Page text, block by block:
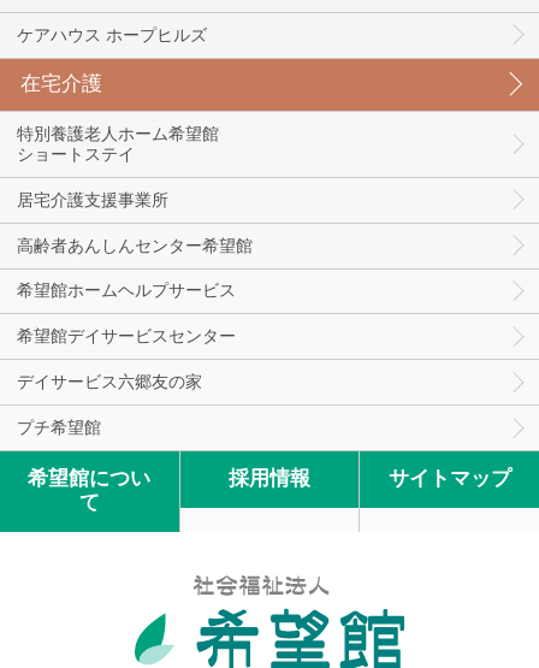
ケアハウス ホープヒルズ
在宅介護
特別養護老人ホーム希望館
ショートステイ
居宅介護支援事業所
高齢者あんしんセンター希望館
希望館ホームヘルプサービス
希望館デイサービスセンター
デイサービス六郷友の家
プチ希望館
希望館につい
て
採用情報 サイトマップ